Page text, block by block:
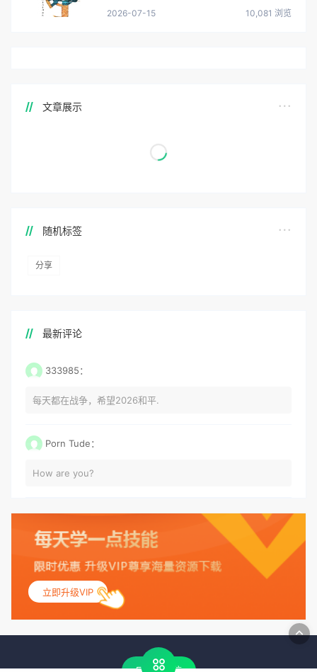
2026-07-15 10,081 浏览
文章展示
随机标签
分享
最新评论
333985：
每天都在战争，希望2026和平.
Porn Tude：
How are you?
立即升级VIP